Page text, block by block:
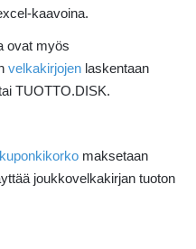
kaavoina.
ovat myös
velkakirjojen laskentaan
TUOTTO.DISK.
kuponkikorko maksetaan
joukkovelkakirjan tuoton